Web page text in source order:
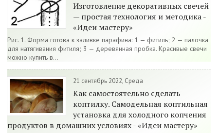
Изготовление декоративных свечей
— простая технология и методика -
«Идеи мастеру»
Рис. 1. Форма готова к заливке парафина: 1 — фитиль; 2 — палочка
для натягивания фитиля; 3 — деревянная пробка. Красивые свечи
можно купить в...
21 сентябрь 2022, Среда
Как самостоятельно сделать
коптилку. Самодельная коптильная
установка для холодного копчения
продуктов в домашних условиях - «Идеи мастеру»